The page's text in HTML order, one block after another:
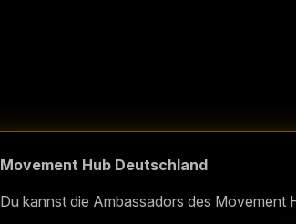
Movement Hub Deutschland
Du kannst die Ambassadors des Movement